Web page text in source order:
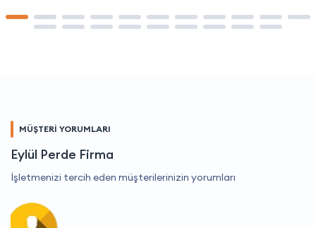
MÜŞTERİ YORUMLARI
Eylül Perde Firma
İşletmenizi tercih eden müşterilerinizin yorumları